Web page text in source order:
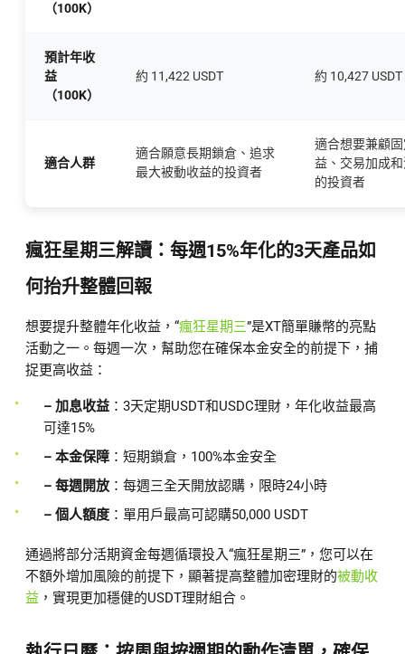
（100K）
預計年收
益
（100K）
約 11,422 USDT 約 10,427 USDT
適合人群
適合願意長期鎖倉、追求
最大被動收益的投資者
適合想要兼顧
益、交易加成
的投資者
瘋狂星期三解讀：每週15%年化的3天產品如
何抬升整體回報
想要提升整體年化收益，“瘋狂星期三”是XT簡單賺幣的亮點
活動之一。每週一次，幫助您在確保本金安全的前提下，捕
捉更高收益：
– 加息收益 ：3天定期USDT和USDC理財，年化收益最高
可達15%
– 本金保障 ：短期鎖倉，100%本金安全
– 每週開放 ：每週三全天開放認購，限時24小時
– 個人額度 ：單用戶最高可認購50,000 USDT
通過將部分活期資金每週循環投入“瘋狂星期三”，您可以在
不額外增加風險的前提下，顯著提高整體加密理財的被動收
益 ，實現更加穩健的USDT理財組合。